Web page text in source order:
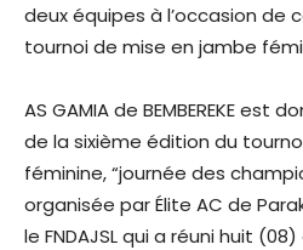
deux équipes à l’occasion de
tournoi de mise en jambe
AS GAMIA de BEMBEREKE est
de la sixième édition du
féminine, “journée des
organisée par Élite AC de
le FNDAJSL qui a réuni huit